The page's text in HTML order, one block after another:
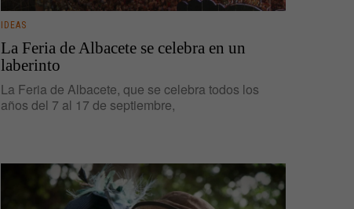
IDEAS
La Feria de Albacete se celebra en un
laberinto
La Feria de Albacete, que se celebra todos los
años del 7 al 17 de septiembre,